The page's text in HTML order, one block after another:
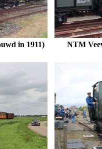
in 1911) NTM